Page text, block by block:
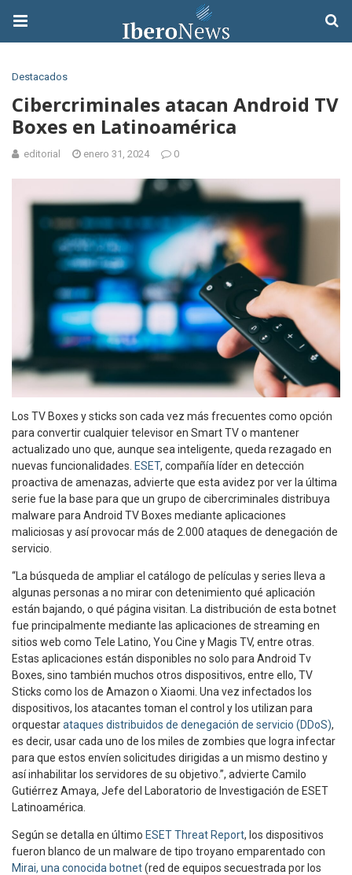
Destacados
Cibercriminales atacan Android TV
Boxes en Latinoamérica
editorial enero 31, 2024 0
Los TV Boxes y sticks son cada vez más frecuentes como opción
para convertir cualquier televisor en Smart TV o mantener
actualizado uno que, aunque sea inteligente, queda rezagado en
nuevas funcionalidades. ESET, compañía líder en detección
proactiva de amenazas, advierte que esta avidez por ver la última
serie fue la base para que un grupo de cibercriminales distribuya
malware para Android TV Boxes mediante aplicaciones
maliciosas y así provocar más de 2.000 ataques de denegación de
servicio.
“La búsqueda de ampliar el catálogo de películas y series lleva a
algunas personas a no mirar con detenimiento qué aplicación
están bajando, o qué página visitan. La distribución de esta botnet
fue principalmente mediante las aplicaciones de streaming en
sitios web como Tele Latino, You Cine y Magis TV, entre otras.
Estas aplicaciones están disponibles no solo para Android Tv
Boxes, sino también muchos otros dispositivos, entre ello, TV
Sticks como los de Amazon o Xiaomi. Una vez infectados los
dispositivos, los atacantes toman el control y los utilizan para
orquestarataques distribuidos de denegación de servicio (DDoS),
es decir, usar cada uno de los miles de zombies que logra infectar
para que estos envíen solicitudes dirigidas a un mismo destino y
así inhabilitar los servidores de su objetivo.”, advierte Camilo
Gutiérrez Amaya, Jefe del Laboratorio de Investigación de ESET
Latinoamérica.
Según se detalla en último ESET Threat Report, los dispositivos
fueron blanco de un malware de tipo troyano emparentado con
Mirai, una conocida botnet(red de equipos secuestrada por los